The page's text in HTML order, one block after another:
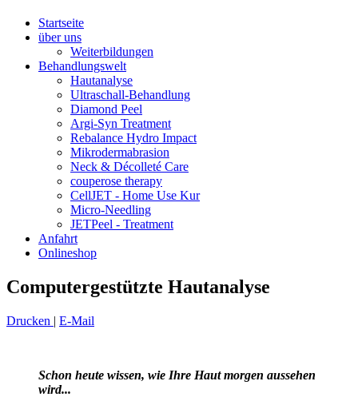
Startseite
über uns
Weiterbildungen
Behandlungswelt
Hautanalyse
Ultraschall-Behandlung
Diamond Peel
Argi-Syn Treatment
Rebalance Hydro Impact
Mikrodermabrasion
Neck & Décolleté Care
couperose therapy
CellJET - Home Use Kur
Micro-Needling
JETPeel - Treatment
Anfahrt
Onlineshop
Computergestützte Hautanalyse
Drucken | E-Mail
Schon heute wissen, wie Ihre Haut morgen aussehen
wird...